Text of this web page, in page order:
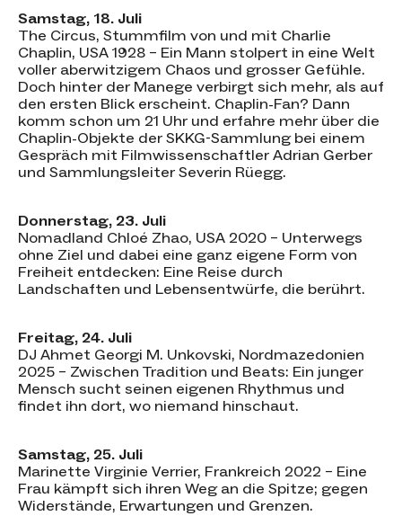
Samstag, 18. Juli
The Circus, Stummfilm von und mit Charlie
Chaplin, USA 1928 – Ein Mann stolpert in eine Welt
voller aberwitzigem Chaos und grosser Gefühle.
Doch hinter der Manege verbirgt sich mehr, als auf
den ersten Blick erscheint. Chaplin-Fan? Dann
komm schon um 21 Uhr und erfahre mehr über die
Chaplin-Objekte der SKKG-Sammlung bei einem
Gespräch mit Filmwissenschaftler Adrian Gerber
und Sammlungsleiter Severin Rüegg.
Donnerstag, 23. Juli
Nomadland Chloé Zhao, USA 2020 – Unterwegs
ohne Ziel und dabei eine ganz eigene Form von
Freiheit entdecken: Eine Reise durch
Landschaften und Lebensentwürfe, die berührt.
Freitag, 24. Juli
DJ Ahmet Georgi M. Unkovski, Nordmazedonien
2025 – Zwischen Tradition und Beats: Ein junger
Mensch sucht seinen eigenen Rhythmus und
findet ihn dort, wo niemand hinschaut.
Samstag, 25. Juli
Marinette Virginie Verrier, Frankreich 2022 – Eine
Frau kämpft sich ihren Weg an die Spitze; gegen
Widerstände, Erwartungen und Grenzen.